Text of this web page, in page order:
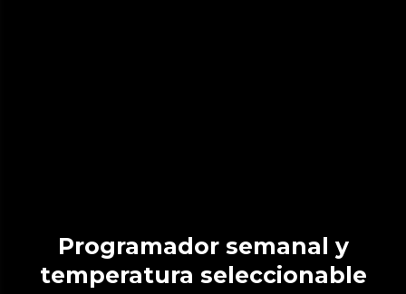
Programador semanal y
temperatura seleccionable